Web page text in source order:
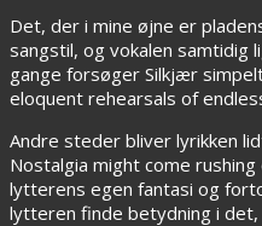
Det, der i mine øjne er
sangstil, og vokalen
gange forsøger Silkjær
eloquent rehearsals of
Andre steder bliver lyrikken
Nostalgia might come
lytterens egen fantasi og
lytteren finde betydning i